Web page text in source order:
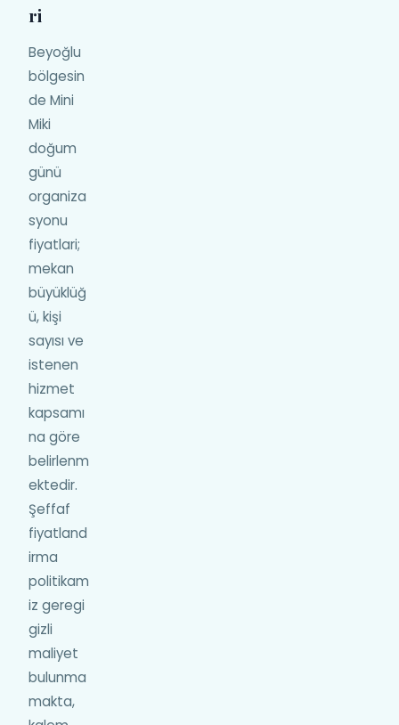
ri
Beyoğlu
bölgesin
de Mini
Miki
doğum
günü
organiza
syonu
fiyatlari;
mekan
büyüklüğ
ü, kişi
sayısı ve
istenen
hizmet
kapsamı
na göre
belirlenm
ektedir.
Şeffaf
fiyatland
irma
politikam
iz geregi
gizli
maliyet
bulunma
makta,